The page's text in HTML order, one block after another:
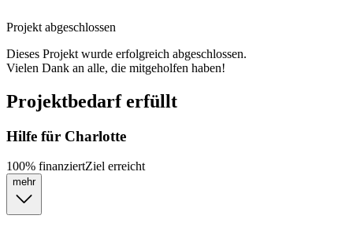
Projekt abgeschlossen
Dieses Projekt wurde erfolgreich abgeschlossen.
Vielen Dank an alle, die mitgeholfen haben!
Projektbedarf erfüllt
Hilfe für Charlotte
100% finanziertZiel erreicht
mehr